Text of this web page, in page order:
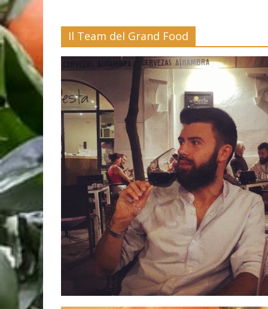
Il Team del Grand Food